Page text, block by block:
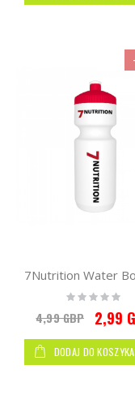
Rating:
0%
4,99 GBP
Special
Price
2,99
DODAJ DO KOSZYKA